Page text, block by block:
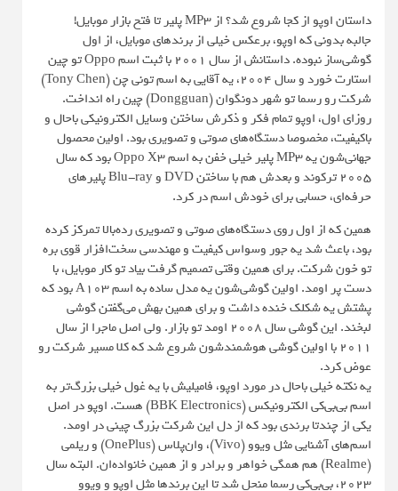
داستان اوپو از کجا شروع شد؟ از MP3 پلیر تا فتح بازار موبایل!
جالبه بدونی که اوپو، برعکس خیلی از برندهای موبایل، از اول
گوشی‌ساز نبوده. داستانش از سال ۲۰۰۱ با ثبت اسم Oppo تو چین
استارت خورد و سال ۲۰۰۴، یه آقایی به اسم تونی چن (Tony Chen)
شرکت رو رسما تو شهر دونگوان (Dongguan) چین راه انداخت.
روزای اول، اوپو تمام فکر و ذکرش ساختن وسایل الکترونیکی باحال و
باکیفیت، مخصوصا دستگاه‌های صوتی و تصویری بود. اولین محصول
جهانی‌شون یه MP3 پلیر خیلی خفن به اسم Oppo X3 بود که سال
۲۰۰۵ ترکوند و بعدش هم با ساختن DVD و Blu-ray پلیرهای
حرفه‌ای، حسابی برای خودش اسم در کرد.
همین که از اول روی دستگاه‌های صوتی و تصویری رده‌بالا تمرکز کرده
بود، باعث شد یه جور وسواس کیفیت و مهندسی سخت‌افزار قوی بره
تو خون شرکت. برای همین وقتی تصمیم گرفت بیاد تو کار موبایل، با
دست پر اومد. اولین گوشی‌شون یه مدل ساده به اسم A103 بود که
پشتش یه شکلک خنده داشت و برای همین بهش می‌گفتن گوشی
لبخند. این گوشی سال ۲۰۰۸ اومد تو بازار. ولی اصل ماجرا از سال
۲۰۱۱ با اولین گوشی هوشمندشون شروع شد که کلا مسیر شرکت رو
عوض کرد.
یه نکته خیلی باحال در مورد اوپو، فامیلیش با یه غول خیلی بزرگ‌تر به
اسم بی‌بی‌کی الکترونیکس (BBK Electronics) هست. اوپو در اصل
یکی از چندتا برندی بود که از دل این شرکت بزرگ چینی در اومد.
اسم‌های آشنایی مثل ویوو (Vivo)، وان‌پلاس (OnePlus) و ریلمی
(Realme) هم همگی خواهر و برادر و از همین خانواده‌ان. البته سال
۲۰۲۳، بی‌بی‌کی رسما منحل شد تا این برندها مثل اوپو و ویوو